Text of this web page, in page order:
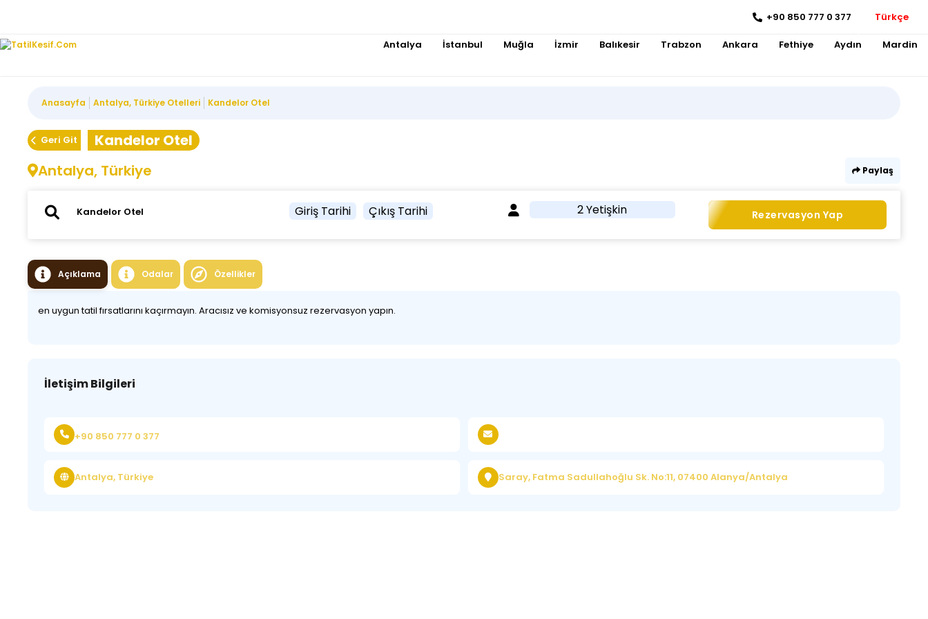
+90 850 777 0 377 Türkçe
Antalya İstanbul Muğla İzmir Balıkesir Trabzon Ankara Fethiye Aydın Mardin
Anasayfa Antalya, Türkiye Otelleri Kandelor Otel
Geri Git
Kandelor Otel
Antalya, Türkiye
Paylaş
Giriş Tarihi Çıkış Tarihi 2 Yetişkin Rezervasyon Yap
Açıklama Odalar Özellikler
en uygun tatil fırsatlarını kaçırmayın. Aracısız ve komisyonsuz rezervasyon yapın.
İletişim Bilgileri
+90 850 777 0 377
Antalya, Türkiye Saray, Fatma Sadullahoğlu Sk. No:11, 07400 Alanya/Antalya